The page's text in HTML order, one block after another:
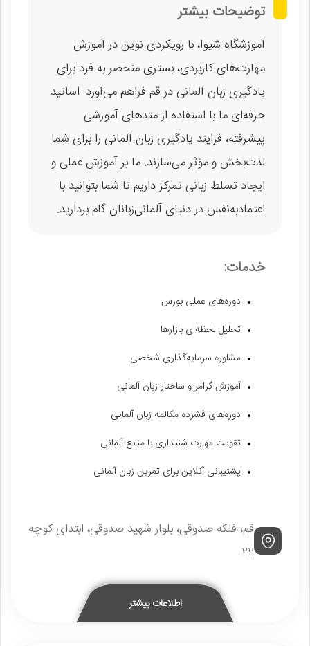
توضیحات بیشتر
آموزشگاه شیوا، با رویکردی نوین در آموزش
مهارت‌های کاربردی، بستری منحصر به فرد برای
یادگیری زبان آلمانی در قم فراهم می‌آورد. اساتید
حرفه‌ای ما با استفاده از متدهای آموزشی
پیشرفته، فرایند یادگیری زبان آلمانی را برای شما
لذت‌بخش و مؤثر می‌سازند. ما بر آموزش عملی و
ایجاد تسلط زبانی تمرکز داریم تا شما بتوانید با
اعتمادبه‌نفس در دنیای آلمانی‌زبانان گام بردارید.
خدمات:
دوره‌های عملی بورس
تحلیل لحظه‌ای بازارها
مشاوره سرمایه‌گذاری شخصی
آموزش گرامر و ساختار زبان آلمانی
دوره‌های فشرده مکالمه زبان آلمانی
تقویت مهارت شنیداری با منابع آلمانی
پشتیبانی آنلاین برای تمرین زبان آلمانی
قم، فلکه صدوقی، بلوار شهید صدوقی، ابتدای کوچه
۲۲
اطلاعات بیشتر